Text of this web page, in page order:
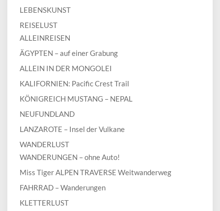
LEBENSKUNST
REISELUST
ALLEINREISEN
ÄGYPTEN – auf einer Grabung
ALLEIN IN DER MONGOLEI
KALIFORNIEN: Pacific Crest Trail
KÖNIGREICH MUSTANG – NEPAL
NEUFUNDLAND
LANZAROTE – Insel der Vulkane
WANDERLUST
WANDERUNGEN – ohne Auto!
Miss Tiger ALPEN TRAVERSE Weitwanderweg
FAHRRAD – Wanderungen
KLETTERLUST